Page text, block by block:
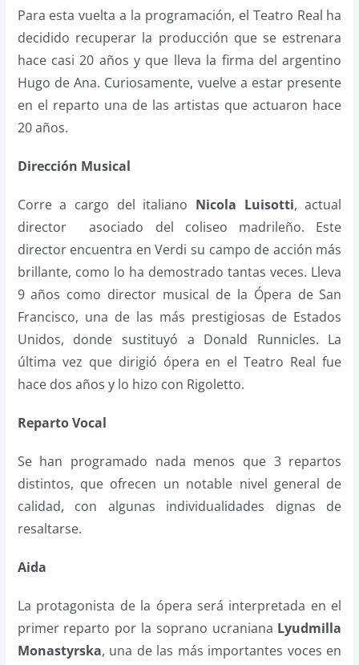
Para esta vuelta a la programación, el Teatro Real ha
decidido recuperar la producción que se estrenara
hace casi 20 años y que lleva la firma del argentino
Hugo de Ana. Curiosamente, vuelve a estar presente
en el reparto una de las artistas que actuaron hace
20 años.
Dirección Musical
Corre a cargo del italiano Nicola Luisotti, actual
director asociado del coliseo madrileño. Este
director encuentra en Verdi su campo de acción más
brillante, como lo ha demostrado tantas veces. Lleva
9 años como director musical de la Ópera de San
Francisco, una de las más prestigiosas de Estados
Unidos, donde sustituyó a Donald Runnicles. La
última vez que dirigió ópera en el Teatro Real fue
hace dos años y lo hizo con Rigoletto.
Reparto Vocal
Se han programado nada menos que 3 repartos
distintos, que ofrecen un notable nivel general de
calidad, con algunas individualidades dignas de
resaltarse.
Aida
La protagonista de la ópera será interpretada en el
primer reparto por la soprano ucraniana Lyudmilla
Monastyrska, una de las más importantes voces en